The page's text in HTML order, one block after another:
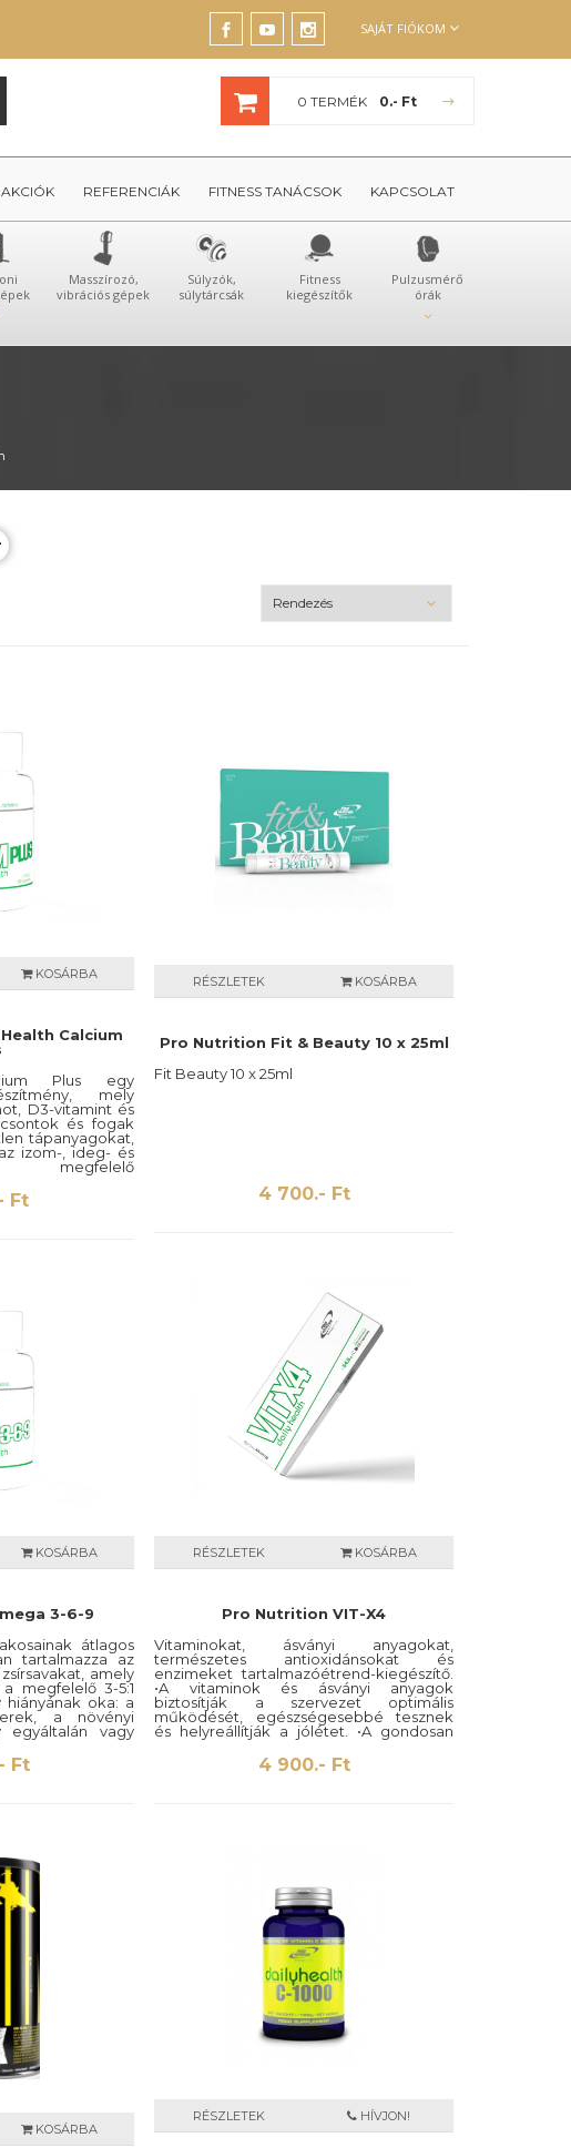
SAJÁT FIÓKOM
0 TERMÉK 0.- Ft
AKCIÓK REFERENCIÁK FITNESS TANÁCSOK KAPCSOLAT
Masszírozó,
vibrációs gépek
Súlyzók,
súlytárcsák
Fitness
kiegészítők
Pulzusmérő
órák
KOSÁRBA
Calcium
Plus egy
mely
D3-vitamint és
és fogak
tápanyagokat,
izom-, ideg- és
megfelelő
A kálcium
amelyet
elő, ezért a
számos nagyon
30-35%) és
2-4%).
Ft
RÉSZLETEK KOSÁRBA
Pro Nutrition Fit & Beauty 10 x 25ml
Fit Beauty 10 x 25ml
4 700.- Ft
KOSÁRBA
3-6-9
átlagos
tartalmazza az
amely
megfelelő 3-5:1
hiányának oka: a
a növényi
vagy
3 zsírsavat
a hal, valamint
gazdag
Ft
RÉSZLETEK KOSÁRBA
Pro Nutrition VIT-X4
Vitaminokat, ásványi anyagokat,
természetes antioxidánsokat és
enzimeket tartalmazóétrend-kiegészítő.
•A vitaminok és ásványi anyagok
biztosítják a szervezet optimális
működését, egészségesebbé tesznek
és helyreállítják a jólétet. •A gondosan
kiválasztott természetes növényi
kivonatokon alapuló szinergikus formula
véd a korai sejtöregedést okozó
4 900.- Ft
KOSÁRBA
RÉSZLETEK HÍVJON!